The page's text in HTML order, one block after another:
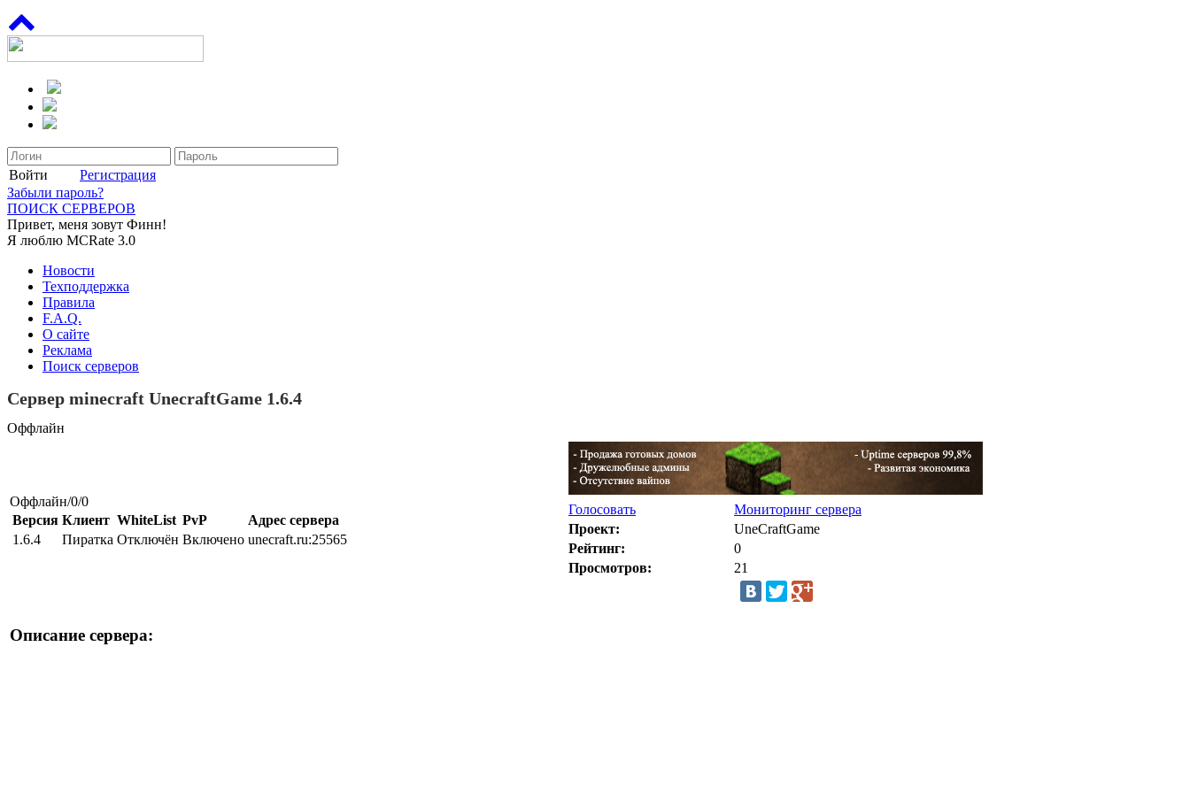
Войти
Регистрация
Забыли пароль?
ПОИСК СЕРВЕРОВ
Привет, меня зовут Финн!
Я люблю MCRate 3.0
Новости
Техподдержка
Правила
F.A.Q.
О сайте
Реклама
Поиск серверов
Сервер minecraft UnecraftGame 1.6.4
Оффлайн
Оффлайн/0/0
Версия Клиент WhiteList PvP
Адрес сервера
1.6.4
Пиратка Отключён Включено unecraft.ru:25565
Голосовать
Мониторинг сервера
Проект:
UneCraftGame
Рейтинг:
0
Просмотров:
21
Описание сервера: